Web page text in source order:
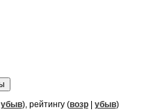
убыв), рейтингу (возр| убыв)